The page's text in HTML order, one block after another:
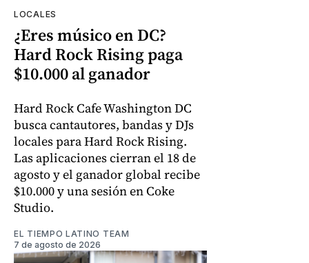
LOCALES
¿Eres músico en DC?
Hard Rock Rising paga
$10.000 al ganador
Hard Rock Cafe Washington DC
busca cantautores, bandas y DJs
locales para Hard Rock Rising.
Las aplicaciones cierran el 18 de
agosto y el ganador global recibe
$10.000 y una sesión en Coke
Studio.
EL TIEMPO LATINO TEAM
7 de agosto de 2026